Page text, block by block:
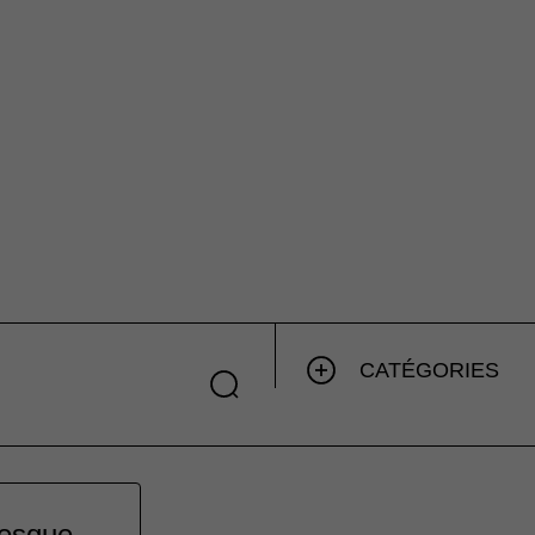
CATÉGORIES